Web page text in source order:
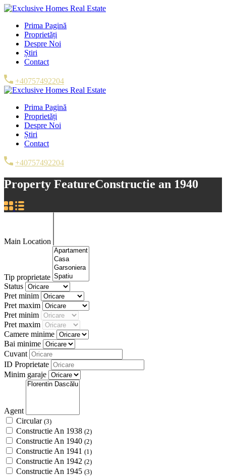
Prima Pagină
Proprietăți
Despre Noi
Știri
Contact
+40757492204
Prima Pagină
Proprietăți
Despre Noi
Știri
Contact
+40757492204
Property FeatureConstructie an 1940
Main Location
Tip proprietate
Status
Pret minim
Pret maxim
Pret minim
Pret maxim
Camere minime
Bai minime
Cuvant
ID Proprietate
Minim garaje
Agent
Circular (3)
Constructie An 1938 (2)
Constructie An 1940 (2)
Constructie An 1941 (1)
Constructie An 1942 (2)
Constructie An 1945 (3)